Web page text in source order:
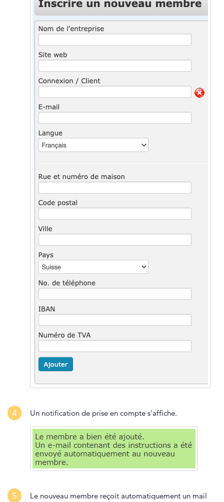
4 Un notification de prise en compte s'affiche.
5
Le nouveau membre reçoit automatiquement un mail